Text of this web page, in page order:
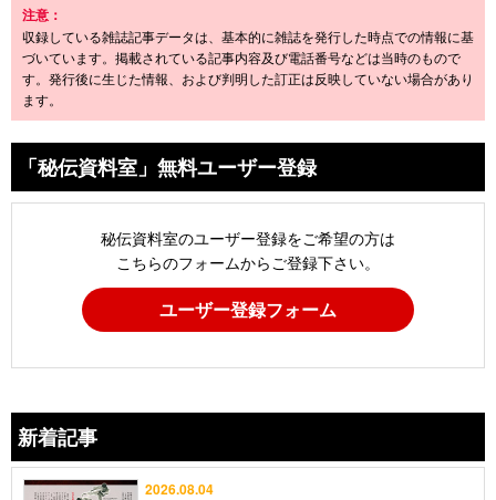
注意：
収録している雑誌記事データは、基本的に雑誌を発行した時点での情報に基
づいています。掲載されている記事内容及び電話番号などは当時のもので
す。発行後に生じた情報、および判明した訂正は反映していない場合があり
ます。
「秘伝資料室」無料ユーザー登録
秘伝資料室のユーザー登録をご希望の方は
こちらのフォームからご登録下さい。
ユーザー登録フォーム
新着記事
2026.08.04